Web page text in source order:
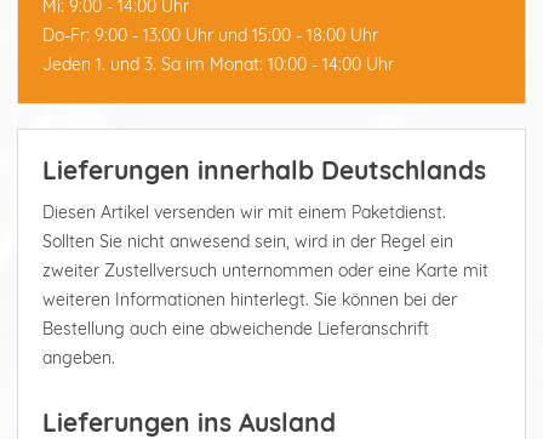
Mi: 9:00 - 14:00 Uhr
Do-Fr: 9:00 - 13:00 Uhr und 15:00 - 18:00 Uhr
Jeden 1. und 3. Sa im Monat: 10:00 - 14:00 Uhr
Lieferungen innerhalb Deutschlands
Diesen Artikel versenden wir mit einem Paketdienst.
Sollten Sie nicht anwesend sein, wird in der Regel ein
zweiter Zustellversuch unternommen oder eine Karte mit
weiteren Informationen hinterlegt. Sie können bei der
Bestellung auch eine abweichende Lieferanschrift
angeben.
Lieferungen ins Ausland